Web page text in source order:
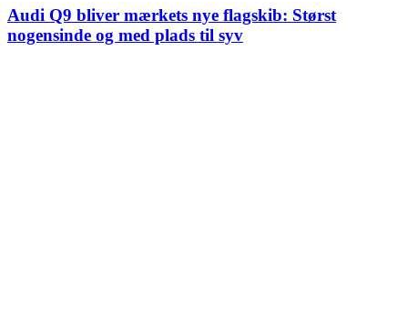
Audi Q9 bliver mærkets nye flagskib: Størst
nogensinde og med plads til syv